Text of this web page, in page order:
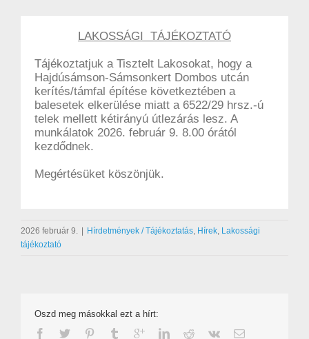
LAKOSSÁGI TÁJÉKOZTATÓ
Tájékoztatjuk a Tisztelt Lakosokat, hogy a
Hajdúsámson-Sámsonkert Dombos utcán
kerítés/támfal építése következtében a
balesetek elkerülése miatt a 6522/29 hrsz.-ú
telek mellett kétirányú útlezárás lesz. A
munkálatok 2026. február 9. 8.00 órától
kezdődnek.
Megértésüket köszönjük.
2026 február 9. Hírdetmények / Tájékoztatás, Hírek, Lakossági
tájékoztató
Oszd meg másokkal ezt a hírt: